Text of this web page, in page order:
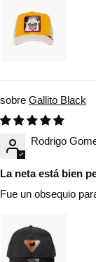
Gallito Black
Rodrigo
La neta está bien
Fue un obsequio